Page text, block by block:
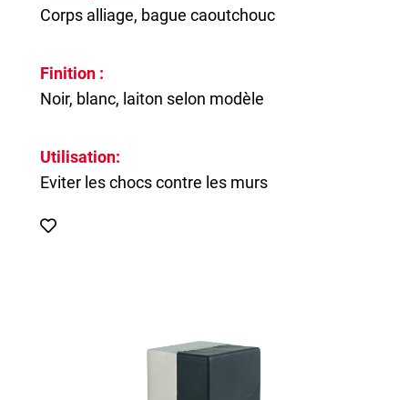
Corps alliage, bague caoutchouc
Finition :
Noir, blanc, laiton selon modèle
Utilisation:
Eviter les chocs contre les murs